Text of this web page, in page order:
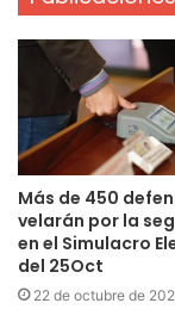
Más de 450
velarán por la
en el Simulacro
del 25Oct
22 de octubre de